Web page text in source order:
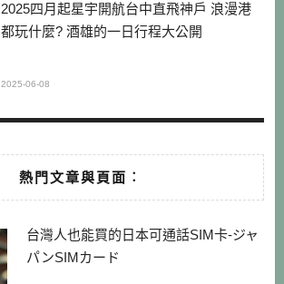
2025四月起星宇開航台中直飛神戶 浪漫港
都玩什麼? 酒雄的一日行程大公開
2025-06-08
熱門文章與頁面︰
台灣人也能買的日本可通話SIM卡-ジャ
パンSIMカード